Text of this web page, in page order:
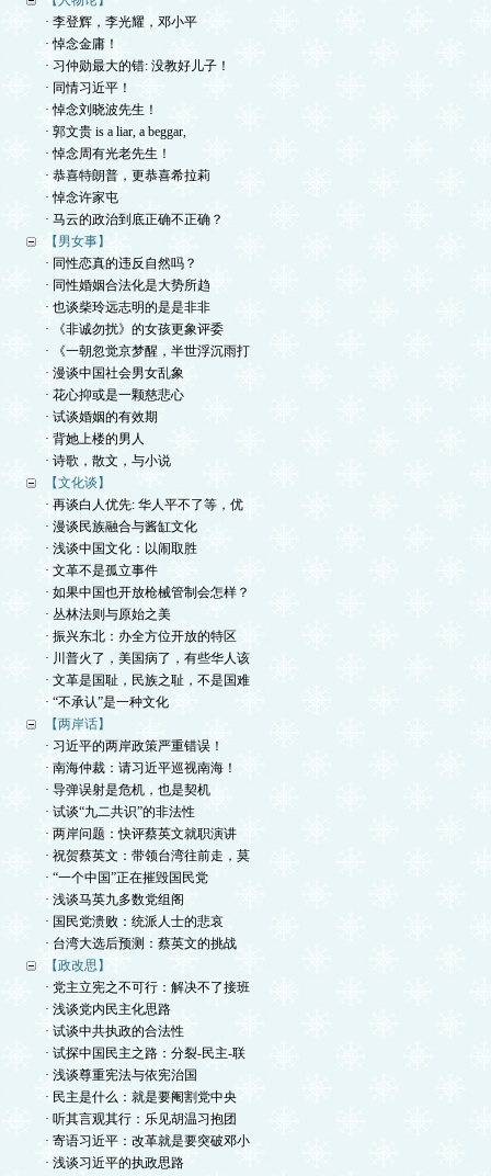
· 李登辉，李光耀，邓小平
· 悼念金庸！
· 习仲勋最大的错: 没教好儿子！
· 同情习近平！
· 悼念刘晓波先生！
· 郭文贵 is a liar, a beggar,
· 悼念周有光老先生！
· 恭喜特朗普，更恭喜希拉莉
· 悼念许家屯
· 马云的政治到底正确不正确？
【男女事】
· 同性恋真的违反自然吗？
· 同性婚姻合法化是大势所趋
· 也谈柴玲远志明的是是非非
· 《非诚勿扰》的女孩更象评委
· 《一朝忽觉京梦醒，半世浮沉雨打
· 漫谈中国社会男女乱象
· 花心抑或是一颗慈悲心
· 试谈婚姻的有效期
· 背她上楼的男人
· 诗歌，散文，与小说
【文化谈】
· 再谈白人优先: 华人平不了等，优
· 漫谈民族融合与酱缸文化
· 浅谈中国文化：以闹取胜
· 文革不是孤立事件
· 如果中国也开放枪械管制会怎样？
· 丛林法则与原始之美
· 振兴东北：办全方位开放的特区
· 川普火了，美国病了，有些华人该
· 文革是国耻，民族之耻，不是国难
· “不承认”是一种文化
【两岸话】
· 习近平的两岸政策严重错误！
· 南海仲裁：请习近平巡视南海！
· 导弹误射是危机，也是契机
· 试谈“九二共识”的非法性
· 两岸问题：快评蔡英文就职演讲
· 祝贺蔡英文：带领台湾往前走，莫
· “一个中国”正在摧毁国民党
· 浅谈马英九多数党组阁
· 国民党溃败：统派人士的悲哀
· 台湾大选后预测：蔡英文的挑战
【政改思】
· 党主立宪之不可行：解决不了接班
· 浅谈党内民主化思路
· 试谈中共执政的合法性
· 试探中国民主之路：分裂-民主-联
· 浅谈尊重宪法与依宪治国
· 民主是什么：就是要阉割党中央
· 听其言观其行：乐见胡温习抱团
· 寄语习近平：改革就是要突破邓小
· 浅谈习近平的执政思路